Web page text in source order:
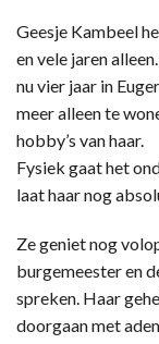
Geesje Kambeel
en vele jaren
nu vier jaar in
meer alleen te
hobby’s van haar.
Fysiek gaat het
laat haar nog
Ze geniet nog
burgemeester en
spreken. Haar
doorgaan met